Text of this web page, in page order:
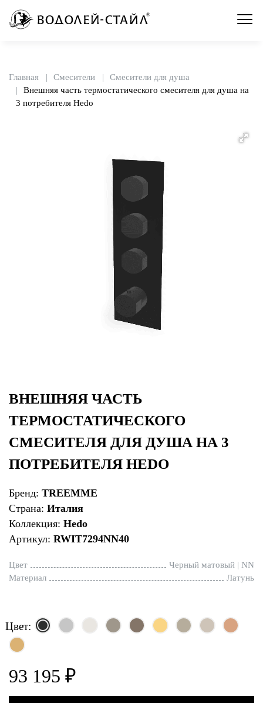
Главная Смесители
Смесители для душа
Внешняя часть термостатического смесителя для душа на
3 потребителя Hedo
ВНЕШНЯЯ ЧАСТЬ
ТЕРМОСТАТИЧЕСКОГО
СМЕСИТЕЛЯ ДЛЯ ДУША НА 3
ПОТРЕБИТЕЛЯ HEDO
Бренд: TREEMME
Страна: Италия
Коллекция: Hedo
Артикул: RWIT7294NN40
Цвет
Черный матовый | NN
Материал
Латунь
Цвет:
93 195 ₽